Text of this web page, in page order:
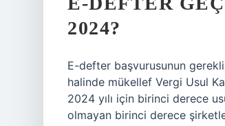
2024?
E-defter başvurusunun
halinde mükellef Vergi Usul
2024 yılı için birinci derece
olmayan birinci derece